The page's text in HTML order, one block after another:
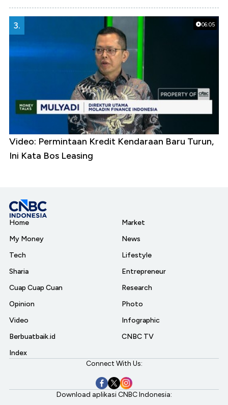
06:05
3.
Video: Permintaan Kredit Kendaraan Baru Turun,
Ini Kata Bos Leasing
Home
My Money
Tech
Sharia
Cuap Cuap Cuan
Opinion
Video
Berbuatbaik.id
Index
Market
News
Lifestyle
Entrepreneur
Research
Photo
Infographic
CNBC TV
Connect With Us:
Download aplikasi CNBC Indonesia: